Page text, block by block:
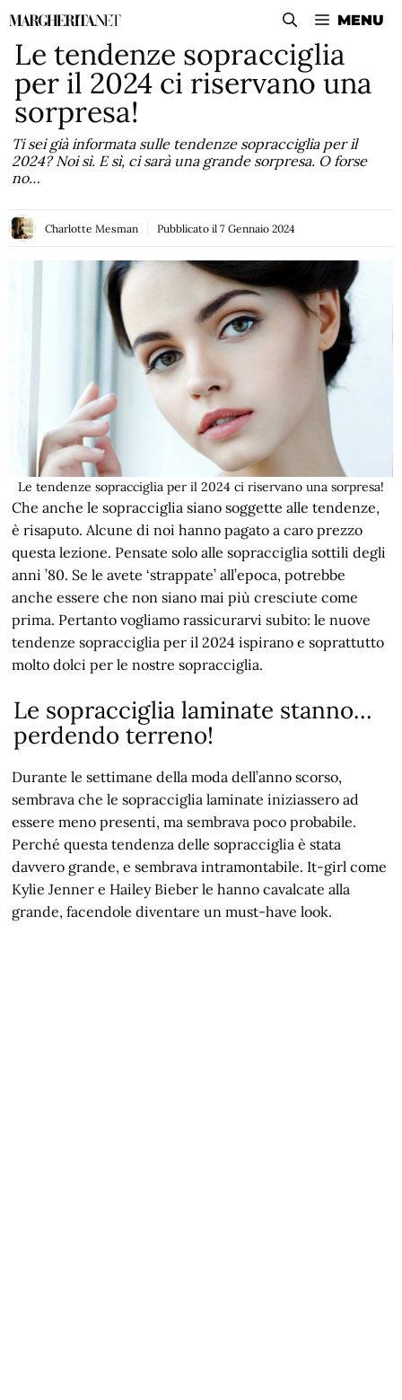
Vai
contenuto
MENU
Le tendenze sopracciglia
per il 2024 ci riservano una
sorpresa!
Ti sei già informata sulle tendenze sopracciglia per il
2024? Noi sì. E sì, ci sarà una grande sorpresa. O forse
no…
Charlotte Mesman Pubblicato il 7 Gennaio 2024
Le tendenze sopracciglia per il 2024 ci riservano una sorpresa!
Che anche le sopracciglia siano soggette alle tendenze,
è risaputo. Alcune di noi hanno pagato a caro prezzo
questa lezione. Pensate solo alle sopracciglia sottili degli
anni ’80. Se le avete ‘strappate’ all’epoca, potrebbe
anche essere che non siano mai più cresciute come
prima. Pertanto vogliamo rassicurarvi subito: le nuove
tendenze sopracciglia per il 2024 ispirano e soprattutto
molto dolci per le nostre sopracciglia.
Le sopracciglia laminate stanno…
perdendo terreno!
Durante le settimane della moda dell’anno scorso,
sembrava che le sopracciglia laminate iniziassero ad
essere meno presenti, ma sembrava poco probabile.
Perché questa tendenza delle sopracciglia è stata
davvero grande, e sembrava intramontabile. It-girl come
Kylie Jenner e Hailey Bieber le hanno cavalcate alla
grande, facendole diventare un must-have look.